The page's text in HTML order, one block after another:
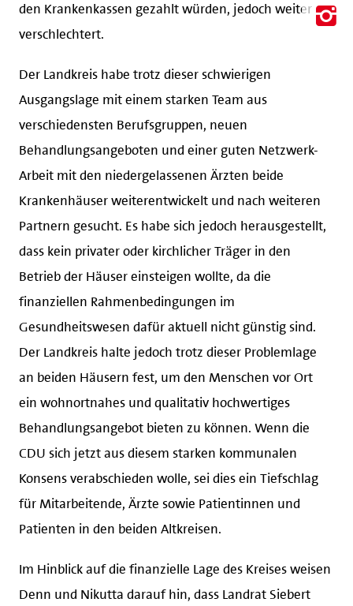
den Krankenkassen gezahlt würden, jedoch weiter
verschlechtert.
Der Landkreis habe trotz dieser schwierigen
Ausgangslage mit einem starken Team aus
verschiedensten Berufsgruppen, neuen
Behandlungsangeboten und einer guten Netzwerk-
Arbeit mit den niedergelassenen Ärzten beide
Krankenhäuser weiterentwickelt und nach weiteren
Partnern gesucht. Es habe sich jedoch herausgestellt,
dass kein privater oder kirchlicher Träger in den
Betrieb der Häuser einsteigen wollte, da die
finanziellen Rahmenbedingungen im
Gesundheitswesen dafür aktuell nicht günstig sind.
Der Landkreis halte jedoch trotz dieser Problemlage
an beiden Häusern fest, um den Menschen vor Ort
ein wohnortnahes und qualitativ hochwertiges
Behandlungsangebot bieten zu können. Wenn die
CDU sich jetzt aus diesem starken kommunalen
Konsens verabschieden wolle, sei dies ein Tiefschlag
für Mitarbeitende, Ärzte sowie Patientinnen und
Patienten in den beiden Altkreisen.
Im Hinblick auf die finanzielle Lage des Kreises weisen
Denn und Nikutta darauf hin, dass Landrat Siebert